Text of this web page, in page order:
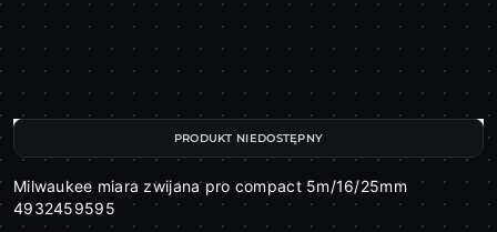
Milwaukee miara zwijana pro compact 5m/16/25mm
4932459595
PRODUKT NIEDOSTĘPNY